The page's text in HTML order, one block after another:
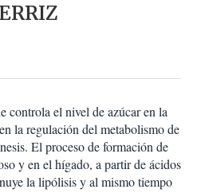
controla el nivel de azúcar en la
la regulación del metabolismo de
El proceso de formación de
y en el hígado, a partir de ácidos
la lipólisis y al mismo tiempo